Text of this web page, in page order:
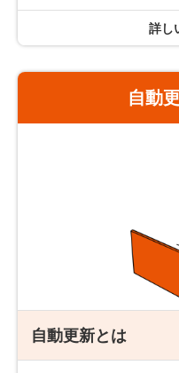
年満了タイプ
保険
詳し
自動
自動更新とは